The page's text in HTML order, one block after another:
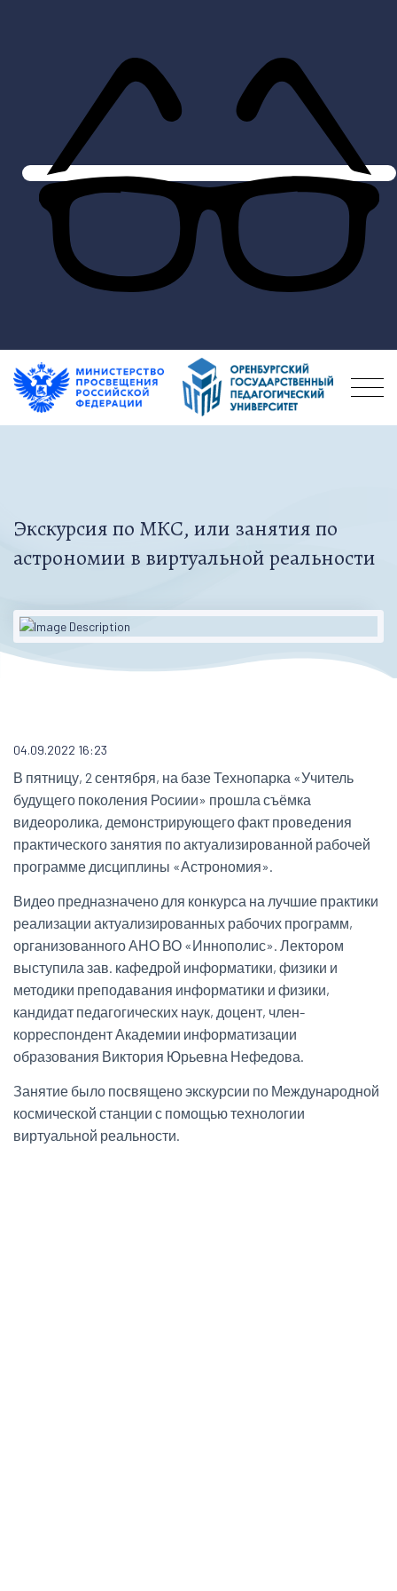
Экскурсия по МКС, или занятия по
астрономии в виртуальной реальности
04.09.2022 16:23
В пятницу, 2 сентября, на базе Технопарка «Учитель
будущего поколения Росиии» прошла съёмка
видеоролика, демонстрирующего факт проведения
практического занятия по актуализированной рабочей
программе дисциплины «Астрономия».
Видео предназначено для конкурса на лучшие практики
реализации актуализированных рабочих программ,
организованного АНО ВО «Иннополис». Лектором
выступила зав. кафедрой информатики, физики и
методики преподавания информатики и физики,
кандидат педагогических наук, доцент, член-
корреспондент Академии информатизации
образования Виктория Юрьевна Нефедова.
Занятие было посвящено экскурсии по Международной
космической станции с помощью технологии
виртуальной реальности.